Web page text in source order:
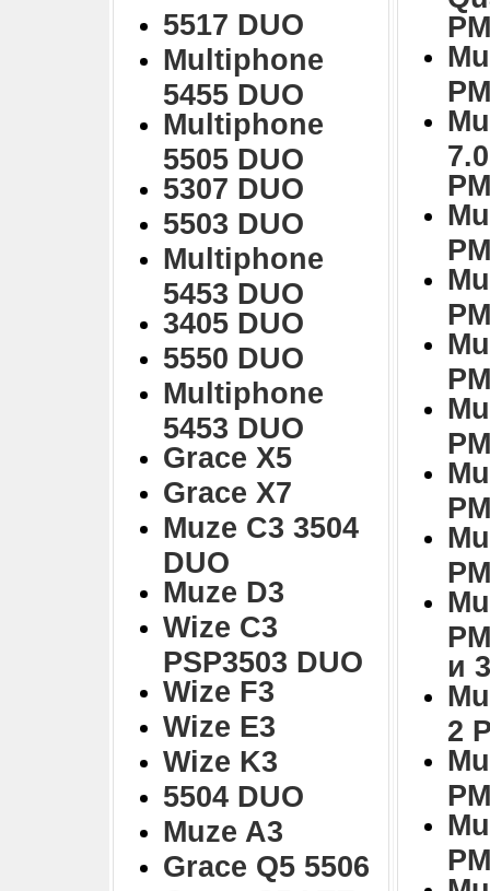
5517 DUO
Multiphone
5455 DUO
Multiphone
5505 DUO
5307 DUO
5503 DUO
Multiphone
5453 DUO
3405 DUO
5550 DUO
Multiphone
5453 DUO
Grace X5
Grace X7
Muze C3 3504
DUO
Muze D3
Wize C3
PSP3503 DUO
Wize F3
Wize E3
Wize K3
5504 DUO
Muze A3
Grace Q5 5506
и
2